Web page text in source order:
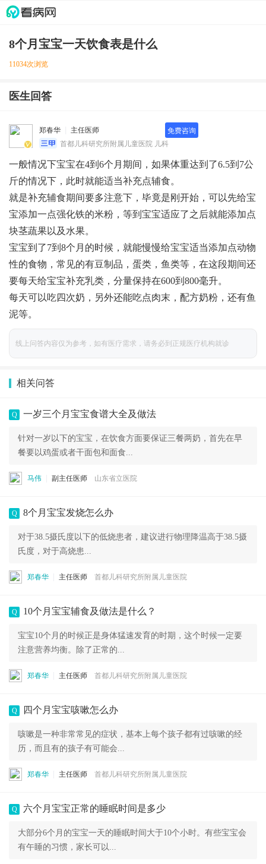
8个月宝宝一天饮食表是什么
11034次浏览
医生回答
郑春华 主任医师
免费咨询
首都儿科研究所附属儿童医院 儿科
一般情况下宝宝在4到6个月期间，如果体重达到了6.5到7公
斤的情况下，此时就能适当补充点辅食。
就是补充辅食期间要多注意下，毕竟是刚开始，可以先给宝
宝添加一点强化铁的米粉，等到宝宝适应了之后就能添加点
块茎蔬果以及水果。
宝宝到了7到8个月的时候，就能慢慢给宝宝适当添加点动物
性的食物，常见的有豆制品，蛋类，鱼类等，在这段期间还
要每天给宝宝补充乳类，分量保持在600到800毫升。
每天可以吃四次奶，另外还能吃点肉末，配方奶粉，还有鱼
泥等。
线上问答内容仅为参考，如有医疗需求，请务必到正规医疗机构就诊
相关问答
Q 一岁三个月宝宝食谱大全及做法
针对一岁以下的宝宝，在饮食方面要保证三餐两奶，首先在早
餐要以鸡蛋或者干面包和面食...
马伟 副主任医师 山东省立医院
Q 8个月宝宝发烧怎么办
对于38.5摄氏度以下的低烧患者，建议进行物理降温高于38.5摄
氏度，对于高烧患...
郑春华 主任医师 首都儿科研究所附属儿童医院
Q 10个月宝宝辅食及做法是什么？
宝宝10个月的时候正是身体猛速发育的时期，这个时候一定要
注意营养均衡。除了正常的...
郑春华 主任医师 首都儿科研究所附属儿童医院
Q 四个月宝宝咳嗽怎么办
咳嗽是一种非常常见的症状，基本上每个孩子都有过咳嗽的经
历，而且有的孩子有可能会...
郑春华 主任医师 首都儿科研究所附属儿童医院
Q 六个月宝宝正常的睡眠时间是多少
大部分6个月的宝宝一天的睡眠时间大于10个小时。有些宝宝会
有午睡的习惯，家长可以...